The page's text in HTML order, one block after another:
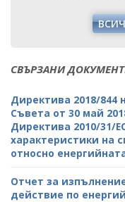
СВЪРЗАНИ
Директива 2018/844
Съвета от 30 май
Директива 2010/31/
характеристики на
относно
Отчет за
действие по